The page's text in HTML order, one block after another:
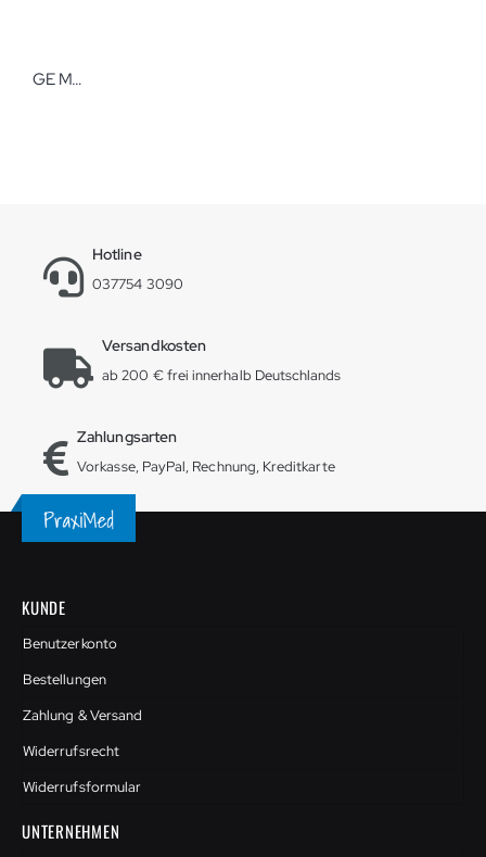
GE MAC 800 v2 Ruhe-EKG Set 1
Hotline
037754 3090
Versandkosten
ab 200 € frei innerhalb Deutschlands
Zahlungsarten
Vorkasse, PayPal, Rechnung, Kreditkarte
KUNDE
Benutzerkonto
Bestellungen
Zahlung & Versand
Widerrufsrecht
Widerrufsformular
UNTERNEHMEN